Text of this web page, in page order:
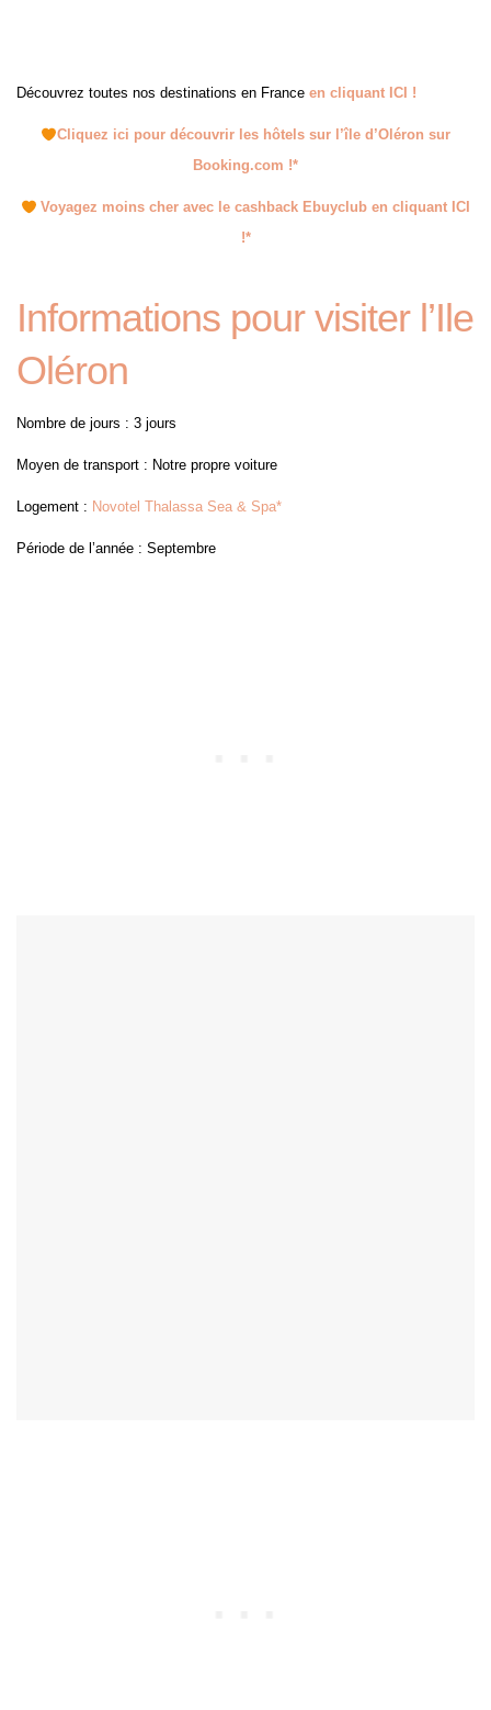
Découvrez toutes nos destinations en France en cliquant ICI !
Cliquez ici pour découvrir les hôtels sur l’île d’Oléron sur
Booking.com !*
Voyagez moins cher avec le cashback Ebuyclub en cliquant ICI
!*
Informations pour visiter l’Ile
Oléron
Nombre de jours : 3 jours
Moyen de transport : Notre propre voiture
Logement : Novotel Thalassa Sea & Spa*
Période de l’année : Septembre